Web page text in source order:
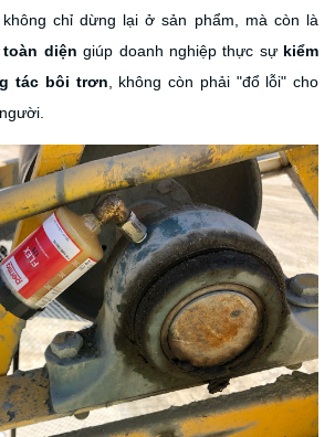
không chỉ dừng lại ở sản phẩm, mà còn là
diện giúp doanh nghiệp thực sự kiểm
tác bôi trơn , không còn phải "đổ lỗi" cho